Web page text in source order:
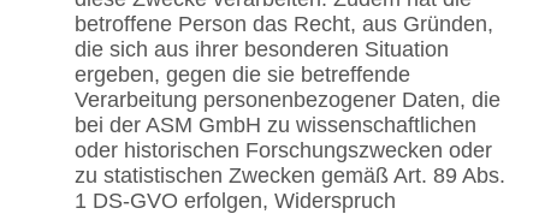
betroffene Person das Recht, aus Gründen,
die sich aus ihrer besonderen Situation
ergeben, gegen die sie betreffende
Verarbeitung personenbezogener Daten, die
bei der ASM GmbH zu wissenschaftlichen
oder historischen Forschungszwecken oder
zu statistischen Zwecken gemäß Art. 89 Abs.
1 DS-GVO erfolgen, Widerspruch